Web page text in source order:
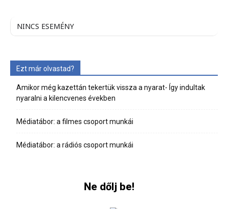
NINCS ESEMÉNY
Ezt már olvastad?
Amikor még kazettán tekertük vissza a nyarat- Így indultak
nyaralni a kilencvenes években
Médiatábor: a filmes csoport munkái
Médiatábor: a rádiós csoport munkái
Ne dőlj be!